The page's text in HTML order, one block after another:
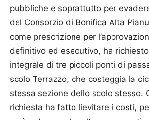
pubbliche e soprattutto per
del Consorzio di Bonifica Alta
come prescrizione per
definitivo ed esecutivo, ha
integrale di tre piccoli ponti di
scolo Terrazzo, che costeggia la
stessa sezione dello scolo stesso.
richiesta ha fatto lievitare i costi,